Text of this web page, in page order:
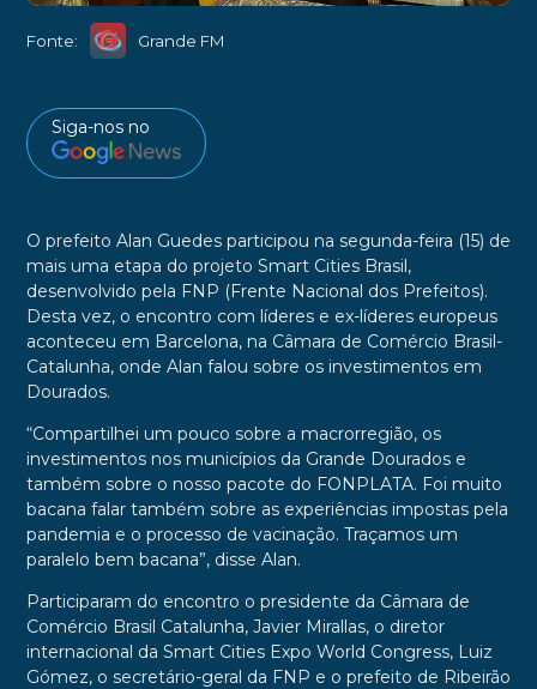
Fonte: Grande FM
Siga-nos no
O prefeito Alan Guedes participou na segunda-feira (15) de
mais uma etapa do projeto Smart Cities Brasil,
desenvolvido pela FNP (Frente Nacional dos Prefeitos).
Desta vez, o encontro com líderes e ex-líderes europeus
aconteceu em Barcelona, na Câmara de Comércio Brasil-
Catalunha, onde Alan falou sobre os investimentos em
Dourados.
“Compartilhei um pouco sobre a macrorregião, os
investimentos nos municípios da Grande Dourados e
também sobre o nosso pacote do FONPLATA. Foi muito
bacana falar também sobre as experiências impostas pela
pandemia e o processo de vacinação. Traçamos um
paralelo bem bacana”, disse Alan.
Participaram do encontro o presidente da Câmara de
Comércio Brasil Catalunha, Javier Mirallas, o diretor
internacional da Smart Cities Expo World Congress, Luiz
Gómez, o secretário-geral da FNP e o prefeito de Ribeirão